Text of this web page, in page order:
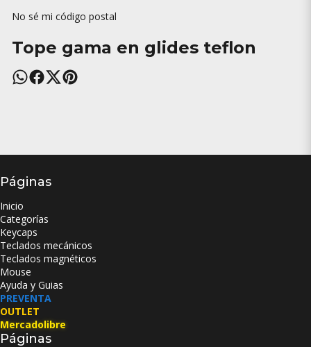
No sé mi código postal
Tope gama en glides teflon
Páginas
Inicio
Categorías
Keycaps
Teclados mecánicos
Teclados magnéticos
Mouse
Ayuda y Guias
PREVENTA
OUTLET
Mercadolibre
Páginas